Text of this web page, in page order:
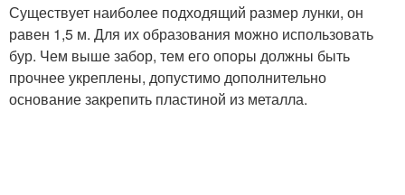
Существует наиболее подходящий размер лунки, он
равен 1,5 м. Для их образования можно использовать
бур. Чем выше забор, тем его опоры должны быть
прочнее укреплены, допустимо дополнительно
основание закрепить пластиной из металла.